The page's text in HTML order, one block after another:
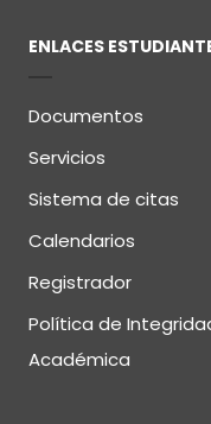
ENLACES
Documentos
Servicios
Sistema de citas
Calendarios
Registrador
Política de
Académica